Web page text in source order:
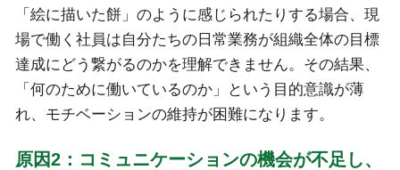
「絵に描いた餅」のように感じられたりする場合、現
場で働く社員は自分たちの日常業務が組織全体の目標
達成にどう繋がるのかを理解できません。その結果、
「何のために働いているのか」という目的意識が薄
れ、モチベーションの維持が困難になります。
原因2：コミュニケーションの機会が不足し、